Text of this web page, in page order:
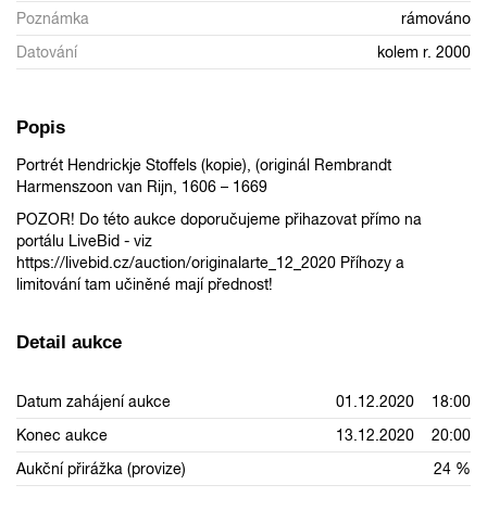
Poznámka
rámováno
Datování
kolem r. 2000
Popis
Portrét Hendrickje Stoffels (kopie), (originál Rembrandt
Harmenszoon van Rijn, 1606 – 1669
POZOR! Do této aukce doporučujeme přihazovat přímo na
portálu LiveBid - viz
https://livebid.cz/auction/originalarte_12_2020 Příhozy a
limitování tam učiněné mají přednost!
Detail aukce
Datum zahájení aukce
01.12.2020 18:00
Konec aukce
13.12.2020 20:00
Aukční přirážka (provize)
24 %